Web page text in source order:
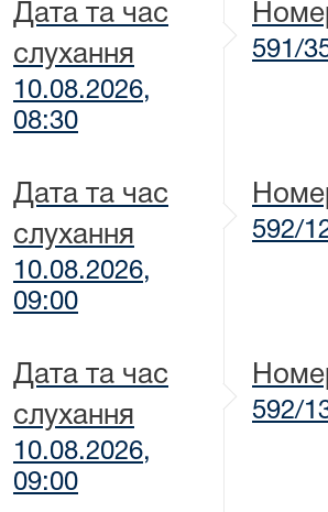
Дата та час
слухання
10.08.2026,
08:30
591/
Дата та час
слухання
10.08.2026,
09:00
592/
Дата та час
слухання
10.08.2026,
09:00
592/